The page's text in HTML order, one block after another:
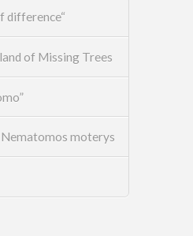
difference“
of Missing Trees
moterys